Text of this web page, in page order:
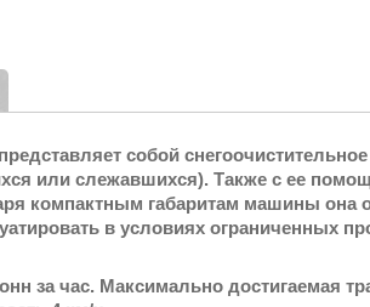
собой
или слежавшихся). Также с ее
компактным габаритам машины она
в условиях ограниченных
за час. Максимально достигаемая